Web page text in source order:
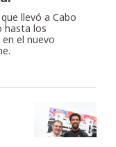
llevó a Cabo
hasta los
el nuevo